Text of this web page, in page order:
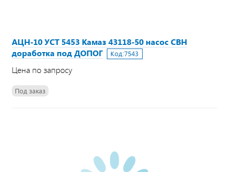
АЦН-10 УСТ 5453 Камаз 43118-50 насос СВН
доработка под ДОПОГ
Код:7543
Цена по запросу
Под заказ